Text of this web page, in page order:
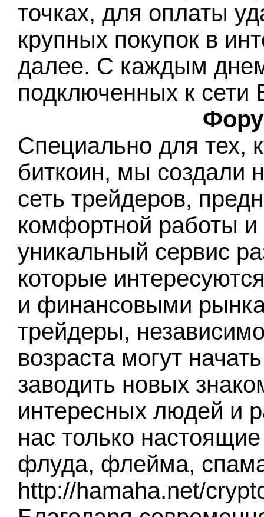
точках, для оплаты
крупных покупок в
далее. С каждым
подключенных к сети
Специально для тех,
биткоин, мы создали
сеть трейдеров,
комфортной работы
уникальный сервис
которые
и финансовыми
трейдеры,
возраста могут
заводить новых
интересных людей и
нас только
флуда, флейма,
http://hamaha.net/